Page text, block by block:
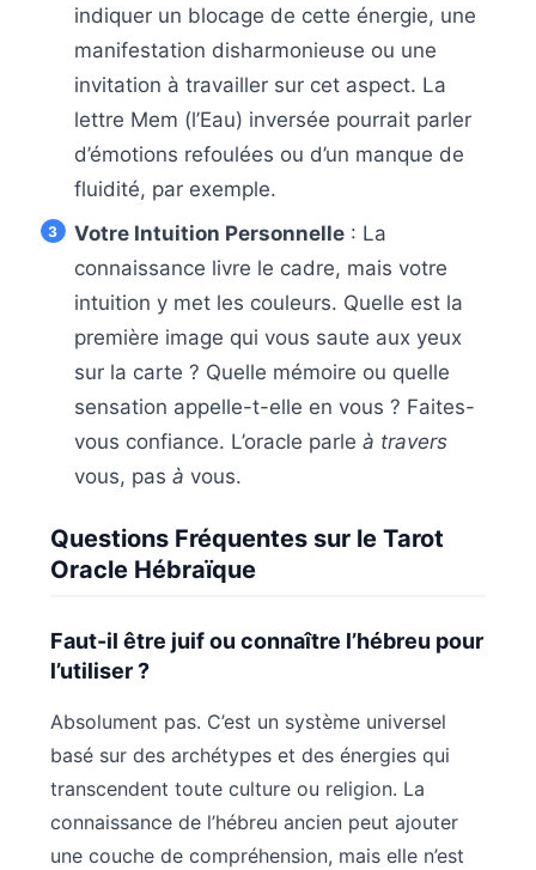
indiquer un blocage de cette énergie, une
manifestation disharmonieuse ou une
invitation à travailler sur cet aspect. La
lettre Mem (l’Eau) inversée pourrait parler
d’émotions refoulées ou d’un manque de
fluidité, par exemple.
Votre Intuition Personnelle : La
connaissance livre le cadre, mais votre
intuition y met les couleurs. Quelle est la
première image qui vous saute aux yeux
sur la carte ? Quelle mémoire ou quelle
sensation appelle-t-elle en vous ? Faites-
vous confiance. L’oracle parle à travers
vous, pas à vous.
Questions Fréquentes sur le Tarot
Oracle Hébraïque
Faut-il être juif ou connaître l’hébreu pour
l’utiliser ?
Absolument pas. C’est un système universel
basé sur des archétypes et des énergies qui
transcendent toute culture ou religion. La
connaissance de l’hébreu ancien peut ajouter
une couche de compréhension, mais elle n’est